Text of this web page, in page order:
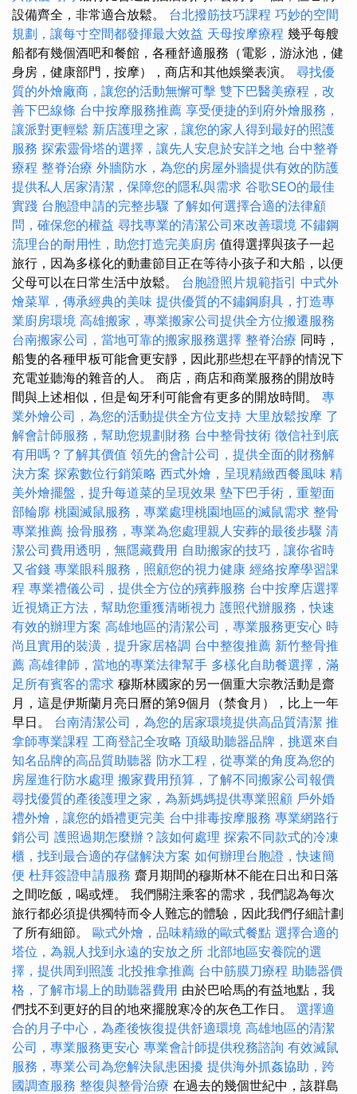
設備齊全，非常適合放鬆。 台北撥筋技巧課程 巧妙的空間
規劃，讓每寸空間都發揮最大效益 天母按摩療程 幾乎每艘
船都有幾個酒吧和餐館，各種舒適服務（電影，游泳池，健
身房，健康部門，按摩），商店和其他娛樂表演。 尋找優
質的外燴廠商，讓您的活動無懈可擊 雙下巴醫美療程，改
善下巴線條 台中按摩服務推薦 享受便捷的到府外燴服務，
讓派對更輕鬆 新店護理之家，讓您的家人得到最好的照護
服務 探索靈骨塔的選擇，讓先人安息於安詳之地 台中整脊
療程 整脊治療 外牆防水，為您的房屋外牆提供有效的防護
提供私人居家清潔，保障您的隱私與需求 谷歌SEO的最佳
實踐 台胞證申請的完整步驟 了解如何選擇合適的法律顧
問，確保您的權益 尋找專業的清潔公司來改善環境 不鏽鋼
流理台的耐用性，助您打造完美廚房 值得選擇與孩子一起
旅行，因為多樣化的動畫節目正在等待小孩子和大船，以便
父母可以在日常生活中放鬆。 台胞證照片規範指引 中式外
燴菜單，傳承經典的美味 提供優質的不鏽鋼廚具，打造專
業廚房環境 高雄搬家，專業搬家公司提供全方位搬遷服務
台南搬家公司，當地可靠的搬家服務選擇 整脊治療 同時，
船隻的各種甲板可能會更安靜，因此那些想在平靜的情況下
充電並聽海的雜音的人。 商店，商店和商業服務的開放時
間與上述相似，但是匈牙利可能會有更多的開放時間。 專
業外燴公司，為您的活動提供全方位支持 大里放鬆按摩 了
解會計師服務，幫助您規劃財務 台中整骨技術 徵信社到底
有用嗎？了解其價值 領先的會計公司，提供全面的財務解
決方案 探索數位行銷策略 西式外燴，呈現精緻西餐風味 精
美外燴擺盤，提升每道菜的呈現效果 墊下巴手術，重塑面
部輪廓 桃園滅鼠服務，專業處理桃園地區的滅鼠需求 整骨
專業推薦 撿骨服務，專業為您處理親人安葬的最後步驟 清
潔公司費用透明，無隱藏費用 自助搬家的技巧，讓你省時
又省錢 專業眼科服務，照顧您的視力健康 經絡按摩學習課
程 專業禮儀公司，提供全方位的殯葬服務 台中按摩店選擇
近視矯正方法，幫助您重獲清晰視力 護照代辦服務，快速
有效的辦理方案 高雄地區的清潔公司，專業服務更安心 時
尚且實用的裝潢，提升家居格調 台中整復推薦 新竹整骨推
薦 高雄律師，當地的專業法律幫手 多樣化自助餐選擇，滿
足所有賓客的需求 穆斯林國家的另一個重大宗教活動是齋
月，這是伊斯蘭月亮日曆的第9個月（禁食月），比上一年
早日。 台南清潔公司，為您的居家環境提供高品質清潔 推
拿師專業課程 工商登記全攻略 頂級助聽器品牌，挑選來自
知名品牌的高品質助聽器 防水工程，從專業的角度為您的
房屋進行防水處理 搬家費用預算，了解不同搬家公司報價
尋找優質的產後護理之家，為新媽媽提供專業照顧 戶外婚
禮外燴，讓您的婚禮更完美 台中排毒按摩服務 專業網路行
銷公司 護照過期怎麼辦？該如何處理 探索不同款式的冷凍
櫃，找到最合適的存儲解決方案 如何辦理台胞證，快速簡
便 杜拜簽證申請服務 齋月期間的穆斯林不能在日出和日落
之間吃飯，喝或煙。 我們關注乘客的需求，我們認為每次
旅行都必須提供獨特而令人難忘的體驗，因此我們仔細計劃
了所有細節。 歐式外燴，品味精緻的歐式餐點 選擇合適的
塔位，為親人找到永遠的安放之所 北部地區安養院的選
擇，提供周到照護 北投推拿推薦 台中筋膜刀療程 助聽器價
格，了解市場上的助聽器費用 由於巴哈馬的有益地點，我
們找不到更好的目的地來擺脫寒冷的灰色工作日。 選擇適
合的月子中心，為產後恢復提供舒適環境 高雄地區的清潔
公司，專業服務更安心 專業會計師提供稅務諮詢 有效滅鼠
服務，專業公司為您解決鼠患困擾 提供海外抓姦協助，跨
國調查服務 整復與整骨治療 在過去的幾個世紀中，該群島